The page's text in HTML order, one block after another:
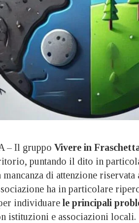
– Il gruppo Vivere in
puntando il dito in
mancanza di attenzione
ha in particolare
individuare le principali
istituzioni e associazioni locali.